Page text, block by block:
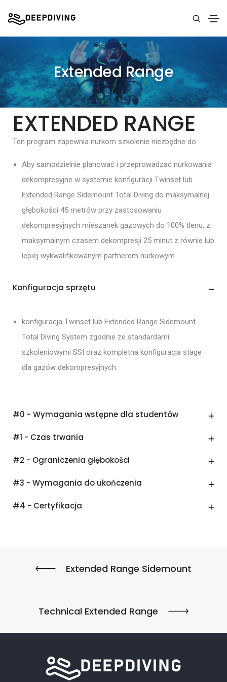
Extended Range
EXTENDED RANGE
Ten program zapewnia nurkom szkolenie niezbędne do:
Aby samodzielnie planować i przeprowadzać nurkowania
dekompresyjne w systemie konfiguracji Twinset lub
Extended Range Sidemount Total Diving do maksymalnej
głębokości 45 metrów przy zastosowaniu
dekompresyjnych mieszanek gazowych do 100% tlenu, z
maksymalnym czasem dekompresji 25 minut z równie lub
lepiej wykwalifikowanym partnerem nurkowym.
Konfiguracja sprzętu
konfiguracja Twinset lub Extended Range Sidemount
Total Diving System zgodnie ze standardami
szkoleniowymi SSI oraz kompletna konfiguracja stage
dla gazów dekompresyjnych.
#0 - Wymagania wstępne dla studentów
#1 - Czas trwania
#2 - Ograniczenia głębokości
#3 - Wymagania do ukończenia
#4 - Certyfikacja
Extended Range Sidemount
Technical Extended Range